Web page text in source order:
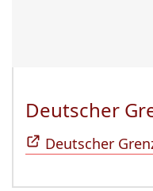
Deutscher
Deutscher